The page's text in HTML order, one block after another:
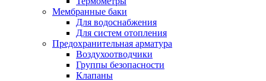
Мембранные баки
Для водоснабжения
Для систем отопления
Предохранительная арматура
Воздухоотводчики
Группы безопасности
Клапаны